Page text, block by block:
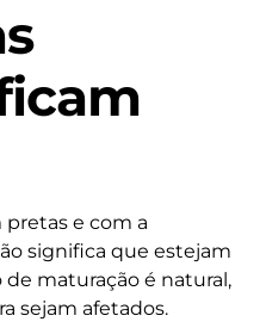
pretas e com a
significa que estejam
de maturação é natural,
sejam afetados.